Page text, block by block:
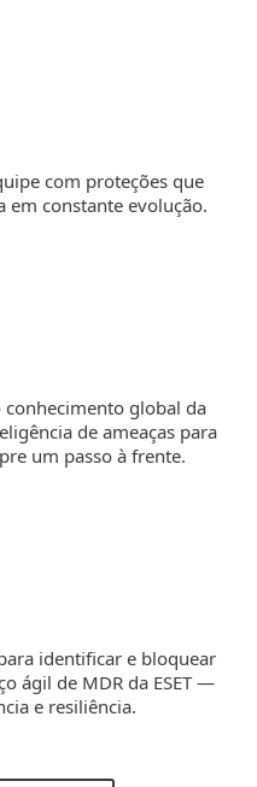
com proteções que
em constante evolução.
conhecimento global da
de ameaças para
um passo à frente.
identificar e bloquear
ágil de MDR da ESET —
e resiliência.